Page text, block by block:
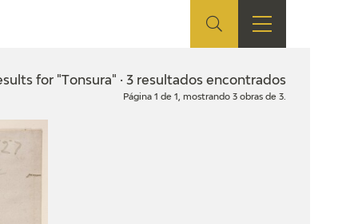
SHOP EDUCA
for "Tonsura" · 3 resultados encontrados
Página 1 de 1, mostrando 3 obras de 3.